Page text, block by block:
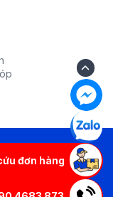
đơn hàng